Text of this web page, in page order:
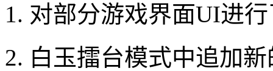
1. 对部分游戏界面UI进
2. 白玉擂台模式中追加